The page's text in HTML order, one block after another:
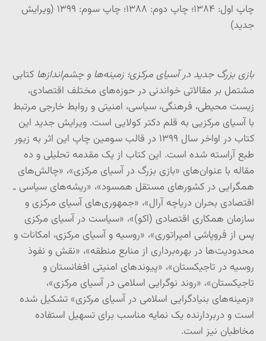
چاپ اول: ۱۳۸۴؛ چاپ دوم: ۱۳۸۸؛ چاپ سوم: ۱۳۹۹ (ویرایش
جدید)
بازی بزرگ جدید در آسیای مرکزی؛ زمینه‌ها و چشم‌اندازها کتابی
مشتمل بر مقالاتی خواندنی در حوزه‌های مختلف اقتصادی،
زیست محیطی، فرهنگی، سیاسی، امنیتی و روابط خارجی مرتبط
با آسیای مرکزیی به قلم دکتر کولایی است. ویرایش جدید این
کتاب در اواخر سال ۱۳۹۹ در قالب سومین چاپ این اثر به زیور
طبع آراسته شده است. این کتاب از یک مقدمه تحلیلی و ده
مقاله با عنوان‌های «بازی بزرگ در آسیای مرکزی»، «چالش‌های
همگرایی در کشورهای مستقل همسود»، «ریشه‌های سیاسی ـ
اقتصادی بحران دریاچه آرال»، «جمهوری‌های آسیای مرکزی و
سازمان همکاری اقتصادی (اکو)»، «سیاست در آسیای مرکزی
پس از فروپاشی امپراتوری»، «روسیه و آسیای مرکزی، امکانات و
محدودیت‌ها در بهره‌برداری از منابع منطقه»، «نقش و نفوذ
روسیه در تاجیکستان»، «پیوندهای امنیتی افغانستان و
تاجیکستان»، «روند نوگرایی اسلامی در آسیای مرکزی»،
«زمینه‌های بنیادگرایی اسلامی در آسیای مرکزی» تشکیل شده
است و دربردارنده یک نمایه مناسب برای تسهیل استفاده
مخاطبان نیز است.